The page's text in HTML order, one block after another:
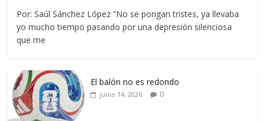
Por: Saúl Sánchez López “No se pongan tristes, ya llevaba
yo mucho tiempo pasando por una depresión silenciosa
que me
El balón no es redondo
junio 14, 2026 0